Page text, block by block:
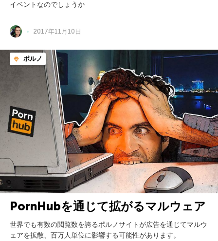
イベントなのでしょうか
2017年11月10日
ポルノ
PornHubを通じて拡がるマルウェア
世界でも有数の閲覧数を誇るポルノサイトが広告を通じてマルウ
ェアを拡散、百万人単位に影響する可能性があります。